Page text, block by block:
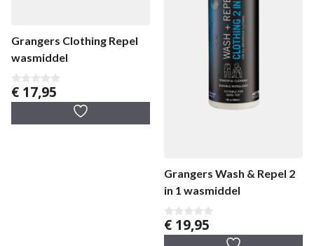
Grangers Clothing Repel
wasmiddel
0
v
€ 17,95
Grangers Wash & Repel 2
in 1 wasmiddel
0
v
€ 19,95